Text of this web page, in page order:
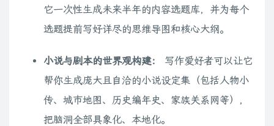
它一次性生成未来半年的内容选题库，并为每个
选题提前写好详尽的思维导图和核心大纲。
小说与剧本的世界观构建：
写作爱好者可以让它
帮你生成庞大且自洽的小说设定集（包括人物小
传、城市地图、历史编年史、家族关系网等），
把脑洞全部具象化、本地化。